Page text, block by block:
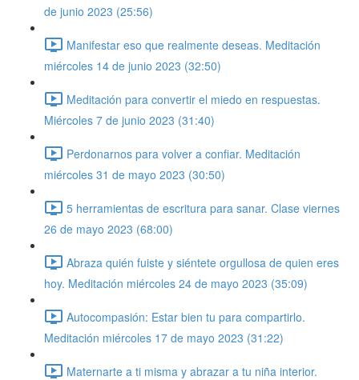
de junio 2023 (25:56)
Manifestar eso que realmente deseas. Meditación
miércoles 14 de junio 2023 (32:50)
Meditación para convertir el miedo en respuestas.
Miércoles 7 de junio 2023 (31:40)
Perdonarnos para volver a confiar. Meditación
miércoles 31 de mayo 2023 (30:50)
5 herramientas de escritura para sanar. Clase viernes
26 de mayo 2023 (68:00)
Abraza quién fuiste y siéntete orgullosa de quien eres
hoy. Meditación miércoles 24 de mayo 2023 (35:09)
Autocompasión: Estar bien tu para compartirlo.
Meditación miércoles 17 de mayo 2023 (31:22)
Maternarte a ti misma y abrazar a tu niña interior.